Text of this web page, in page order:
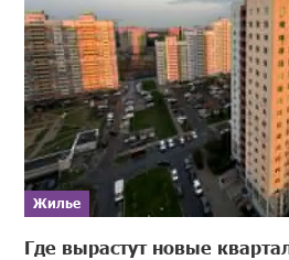
Жилье
Где вырастут новые